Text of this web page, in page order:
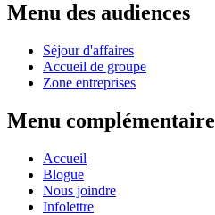
Menu des audiences
Séjour d'affaires
Accueil de groupe
Zone entreprises
Menu complémentaire
Accueil
Blogue
Nous joindre
Infolettre